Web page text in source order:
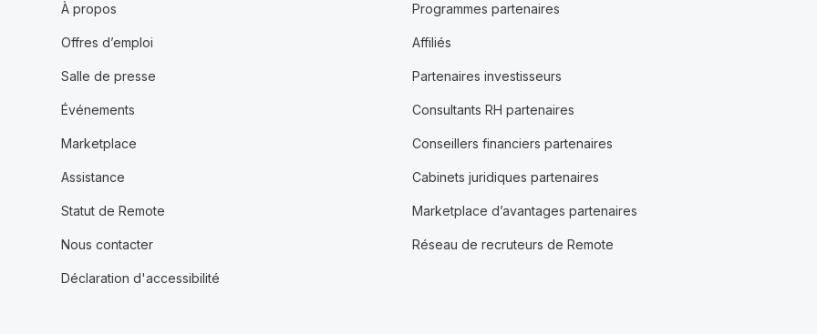
À propos
Offres d’emploi
Salle de presse
Événements
Marketplace
Assistance
Statut de Remote
Nous contacter
Déclaration d'accessibilité
Programmes partenaires
Affiliés
Partenaires investisseurs
Consultants RH partenaires
Conseillers financiers partenaires
Cabinets juridiques partenaires
Marketplace d’avantages partenaires
Réseau de recruteurs de Remote